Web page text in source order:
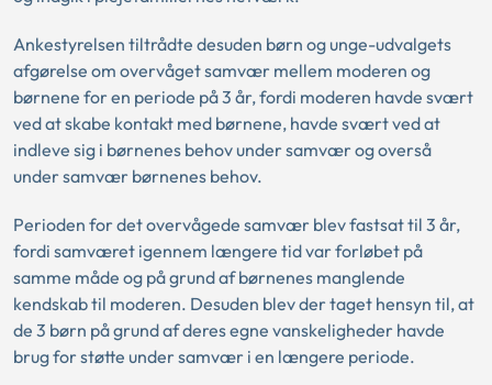
Ankestyrelsen tiltrådte desuden børn og unge-udvalgets
afgørelse om overvåget samvær mellem moderen og
børnene for en periode på 3 år, fordi moderen havde svært
ved at skabe kontakt med børnene, havde svært ved at
indleve sig i børnenes behov under samvær og overså
under samvær børnenes behov.
Perioden for det overvågede samvær blev fastsat til 3 år,
fordi samværet igennem længere tid var forløbet på
samme måde og på grund af børnenes manglende
kendskab til moderen. Desuden blev der taget hensyn til, at
de 3 børn på grund af deres egne vanskeligheder havde
brug for støtte under samvær i en længere periode.